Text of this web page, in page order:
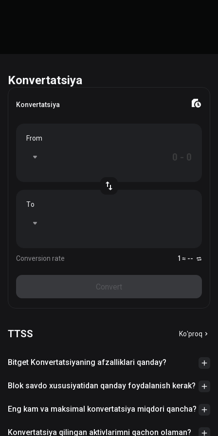
Konvertatsiya
Konvertatsiya
From
To
Conversion rate 1 ≈ --
Convert
TTSS Ko'proq
Bitget Konvertatsiyaning afzalliklari qanday?
Blok savdo xususiyatidan qanday foydalanish kerak?
Eng kam va maksimal konvertatsiya miqdori qancha?
Konvertatsiya qilingan aktivlarimni qachon olaman?